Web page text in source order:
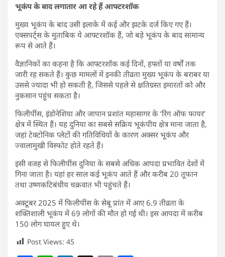
भूकंप के बाद लगातार आ रहे हैं आफ्टरशॉक
मुख्य भूकंप के बाद उसी इलाके में कई और झटके दर्ज किए गए हैं।
एक्सपर्ट्स के मुताबिक ये आफ्टरशॉक हैं, जो बड़े भूकंप के बाद सामान्य
रूप से आते हैं।
वैज्ञानिकों का कहना है कि आफ्टरशॉक कई दिनों, हफ्तों या वर्षों तक
जारी रह सकते हैं। कुछ मामलों में इनकी तीव्रता मुख्य भूकंप के बराबर या
उससे ज्यादा भी हो सकती है, जिससे पहले से क्षतिग्रस्त इमारतों को और
नुकसान पहुंच सकता है।
फिलीपींस, इंडोनेशिया और जापान प्रशांत महासागर के ‘रिंग ऑफ फायर’
क्षेत्र में स्थित हैं। यह दुनिया का सबसे सक्रिय भूकंपीय क्षेत्र माना जाता है,
जहां टेक्टोनिक प्लेटों की गतिविधियों के कारण अक्सर भूकंप और
ज्वालामुखी विस्फोट होते रहते हैं।
इसी वजह से फिलीपींस दुनिया के सबसे अधिक आपदा प्रभावित देशों में
गिना जाता है। यहां हर साल कई भूकंप आते हैं और करीब 20 तूफान
तथा उष्णकटिबंधीय चक्रवात भी पहुंचते हैं।
अक्टूबर 2025 में फिलीपींस के सेबू प्रांत में आए 6.9 तीव्रता के
शक्तिशाली भूकंप में 69 लोगों की मौत हो गई थी। इस आपदा में करीब
150 लोग घायल हुए थे।
Post Views: 45